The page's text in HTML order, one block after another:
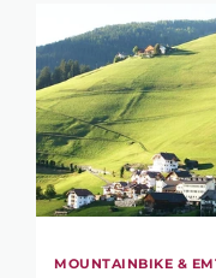
MOUNTAINBIKE &